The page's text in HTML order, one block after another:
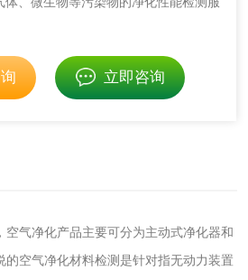
立即咨询
空气净化产品主要可分为主动式净化器和
的空气净化材料检测是针对指无动力装置
品
析配方研发 驱蚊检测